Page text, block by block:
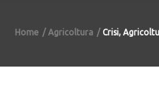
Home Agricoltura Crisi,